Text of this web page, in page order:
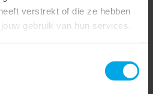
verstrekt of die ze hebben
gebruik van hun services.
Nee